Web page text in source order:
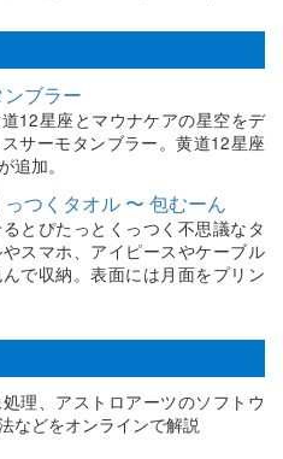
ブラー
道12星座とマウナケアの星空をデ
サーモタンブラー。黄道12星座
追加。
つくタオル 〜 包むーん
とぴたっとくっつく不思議なタ
スマホ、アイピースやケーブル
で収納。表面には月面をプリン
理、アストロアーツのソフトウ
などをオンラインで解説